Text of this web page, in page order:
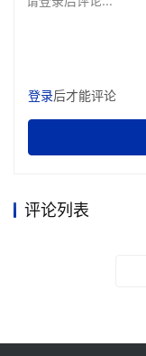
登录后才能评论
评论列表